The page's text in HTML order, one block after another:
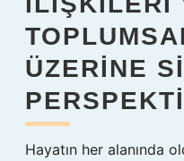
ÜZERINE
Hayatın her alanında